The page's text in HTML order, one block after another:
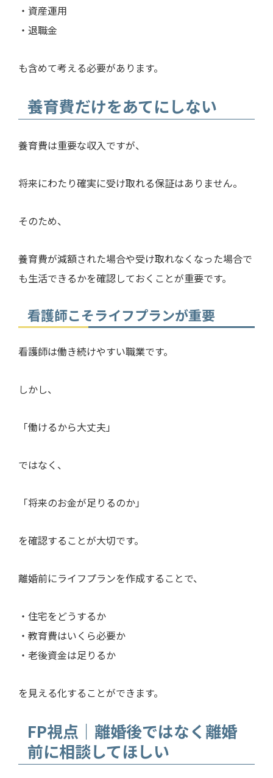
・資産運用
・退職金
も含めて考える必要があります。
養育費だけをあてにしない
養育費は重要な収入ですが、
将来にわたり確実に受け取れる保証はありません。
そのため、
養育費が減額された場合や受け取れなくなった場合で
も生活できるかを確認しておくことが重要です。
看護師こそライフプランが重要
看護師は働き続けやすい職業です。
しかし、
「働けるから大丈夫」
ではなく、
「将来のお金が足りるのか」
を確認することが大切です。
離婚前にライフプランを作成することで、
・住宅をどうするか
・教育費はいくら必要か
・老後資金は足りるか
を見える化することができます。
FP視点｜離婚後ではなく離婚
前に相談してほしい